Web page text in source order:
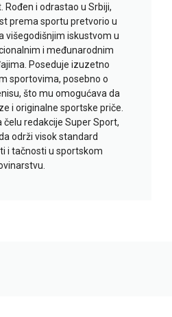
Rođen i odrastao u Srbiji,
prema sportu pretvorio u
višegodišnjim iskustvom u
i međunarodnim
Poseduje izuzetno
sportovima, posebno o
što mu omogućava da
i originalne sportske priče.
čelu redakcije Super Sport,
održi visok standard
i tačnosti u sportskom